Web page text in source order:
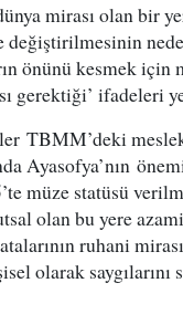
mirası olan bir
değiştirilmesinin
önünü kesmek için
gerektiği’ ifadeleri
TBMM’deki
Ayasofya’nın
müze statüsü
olan bu yere
ruhani
olarak saygılarını